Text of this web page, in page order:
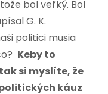
bol veľký. Bol
G. K.
politici musia
Keby to
si myslíte, že
káuz